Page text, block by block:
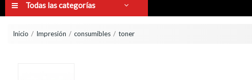
Todas las categorías
Inicio Impresión consumibles toner